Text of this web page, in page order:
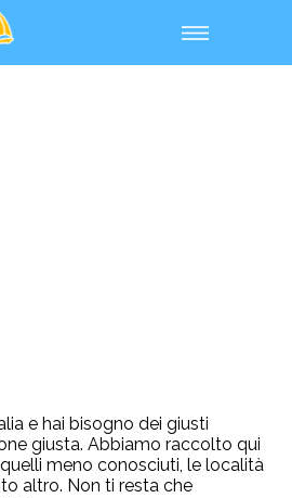
e hai bisogno dei giusti
giusta. Abbiamo raccolto qui
meno conosciuti, le località
altro. Non ti resta che